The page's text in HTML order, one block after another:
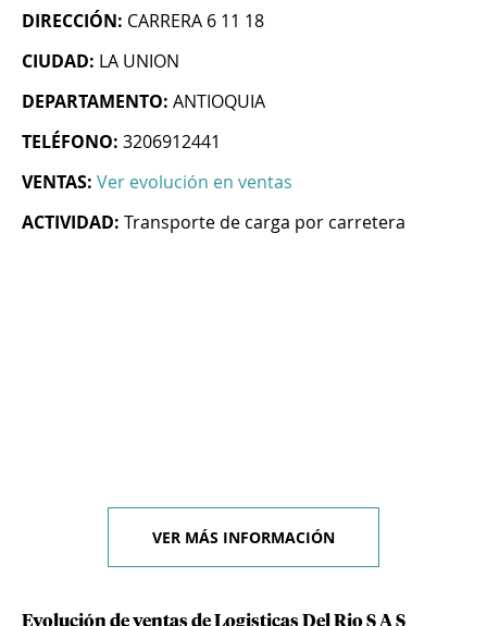
DIRECCIÓN: CARRERA 6 11 18
CIUDAD: LA UNION
DEPARTAMENTO: ANTIOQUIA
TELÉFONO: 3206912441
VENTAS: Ver evolución en ventas
ACTIVIDAD: Transporte de carga por carretera
VER MÁS INFORMACIÓN
Evolución de ventas de Logisticas Del Rio S A S